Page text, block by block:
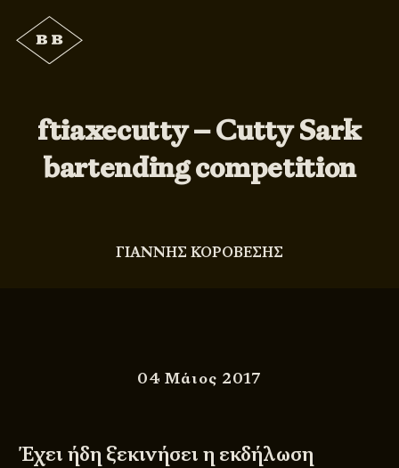
ftiaxecutty – Cutty Sark
bartending competition
ΓΙΑΝΝΗΣ ΚΟΡΟΒΕΣΗΣ
04 Μάιος 2017
Έχει ήδη ξεκινήσει η εκδήλωση